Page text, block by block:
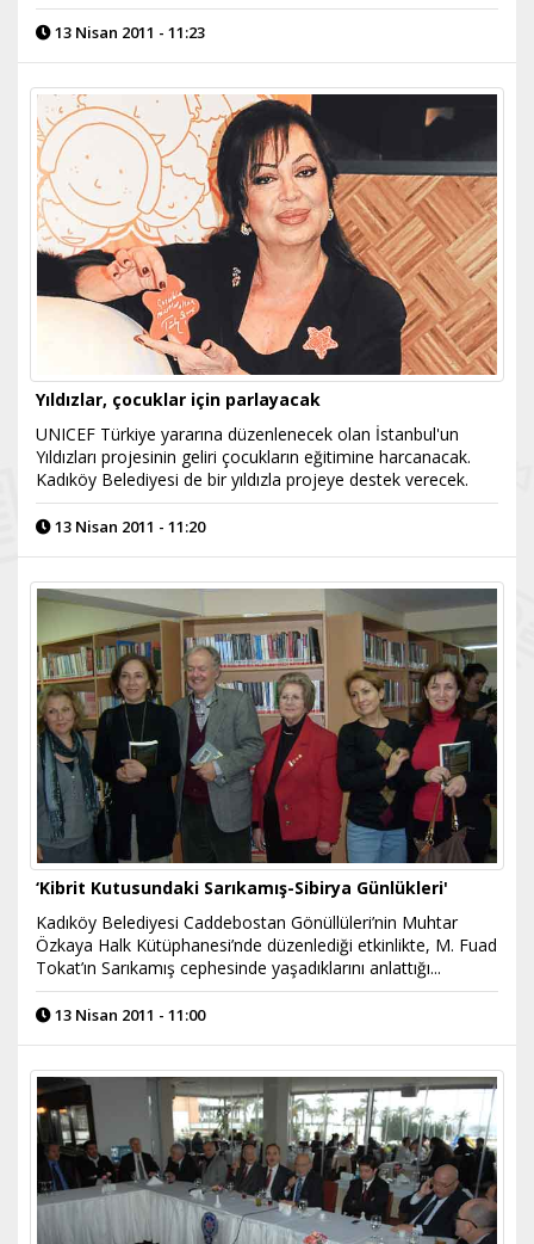
13 Nisan 2011 - 11:23
Yıldızlar, çocuklar için parlayacak
UNICEF Türkiye yararına düzenlenecek olan İstanbul'un
Yıldızları projesinin geliri çocukların eğitimine harcanacak.
Kadıköy Belediyesi de bir yıldızla projeye destek verecek.
13 Nisan 2011 - 11:20
‘Kibrit Kutusundaki Sarıkamış-Sibirya Günlükleri'
Kadıköy Belediyesi Caddebostan Gönüllüleri’nin Muhtar
Özkaya Halk Kütüphanesi’nde düzenlediği etkinlikte, M. Fuad
Tokat’ın Sarıkamış cephesinde yaşadıklarını anlattığı...
13 Nisan 2011 - 11:00